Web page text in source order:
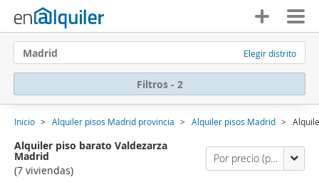
Madrid Elegir distrito
Filtros - 2
Inicio Alquiler pisos Madrid provincia Alquiler pisos Madrid
Alquiler piso barato Valdezarza
Madrid
(7 viviendas)
Por precio (primero los económicos)